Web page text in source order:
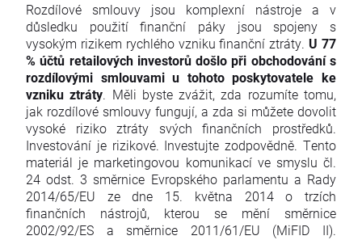
Rozdílové smlouvy jsou komplexní nástroje a v
důsledku použití finanční páky jsou spojeny s
vysokým rizikem rychlého vzniku finanční ztráty. U 77
% účtů retailových investorů došlo při obchodování s
rozdílovými smlouvami u tohoto poskytovatele ke
vzniku ztráty. Měli byste zvážit, zda rozumíte tomu,
jak rozdílové smlouvy fungují, a zda si můžete dovolit
vysoké riziko ztráty svých finančních prostředků.
Investování je rizikové. Investujte zodpovědně. Tento
materiál je marketingovou komunikací ve smyslu čl.
24 odst. 3 směrnice Evropského parlamentu a Rady
2014/65/EU ze dne 15. května 2014 o trzích
finančních nástrojů, kterou se mění směrnice
2002/92/ES a směrnice 2011/61/EU (MiFID II).